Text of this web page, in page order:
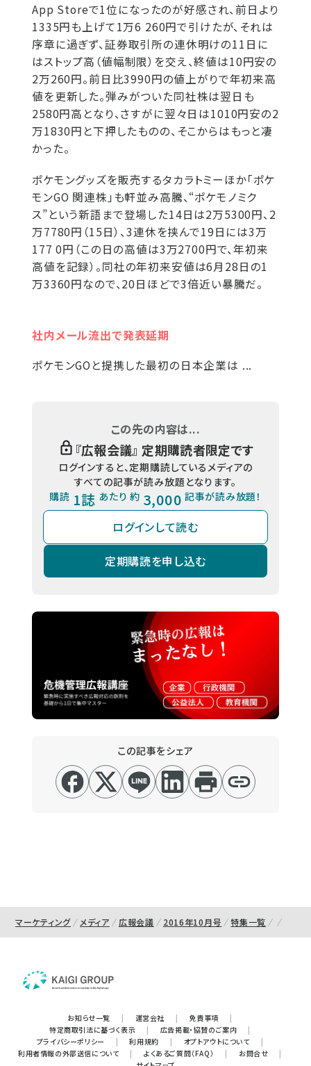
App Storeで1位になったのが好感され、前日より
1335円も上げて1万6 260円で引けたが、それは
序章に過ぎず、証券取引所の連休明けの11日に
はストップ高（値幅制限）を交え、終値は10円安の
2万260円。前日比3990円の値上がりで年初来高
値を更新した。弾みがついた同社株は翌日も
2580円高となり、さすがに翌々日は1010円安の2
万1830円と下押したものの、そこからはもっと凄
かった。
ポケモングッズを販売するタカラトミーほか「ポケ
モンGO 関連株」も軒並み高騰、“ポケモノミク
ス”という新語まで登場した14日は2万5300円、2
万7780円（15日）、3連休を挟んで19日には3万
177 0円（この日の高値は3万2700円で、年初来
高値を記録）。同社の年初来安値は6月28日の1
万3360円なので、20日ほどで3倍近い暴騰だ。
社内メール流出で発表延期
ポケモンGOと提携した最初の日本企業は ...
この先の内容は...
『広報会議』 定期購読者限定です
ログインすると、定期購読しているメディアの
すべての記事が読み放題となります。
購読 1誌 あたり 約 3,000 記事が読み放題！
ログインして読む
定期購読を申し込む
この記事をシェア
マーケティング メディア 広報会議 2016年10月号 特集一覧
お知らせ一覧 | 運営会社 | 免責事項
|
特定商取引法に基づく表示
| 広告掲載・協賛のご案内
|
プライバシーポリシー
| 利用規約 | オプトアウトについて
|
利用者情報の外部送信について
| よくあるご質問（FAQ） | お問合せ
|